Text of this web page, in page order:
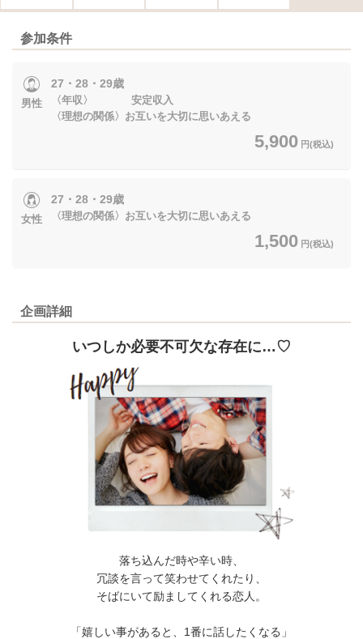
参加条件
男性
27・28・29歳
〈年収〉 安定収入
〈理想の関係〉お互いを大切に思いあえる
5,900 円(税込)
女性
27・28・29歳
〈理想の関係〉お互いを大切に思いあえる
1,500 円(税込)
企画詳細
いつしか必要不可欠な存在に…♡
落ち込んだ時や辛い時、
冗談を言って笑わせてくれたり、
そばにいて励ましてくれる恋人。
「嬉しい事があると、1番に話したくなる」